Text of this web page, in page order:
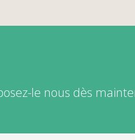
le nous dès